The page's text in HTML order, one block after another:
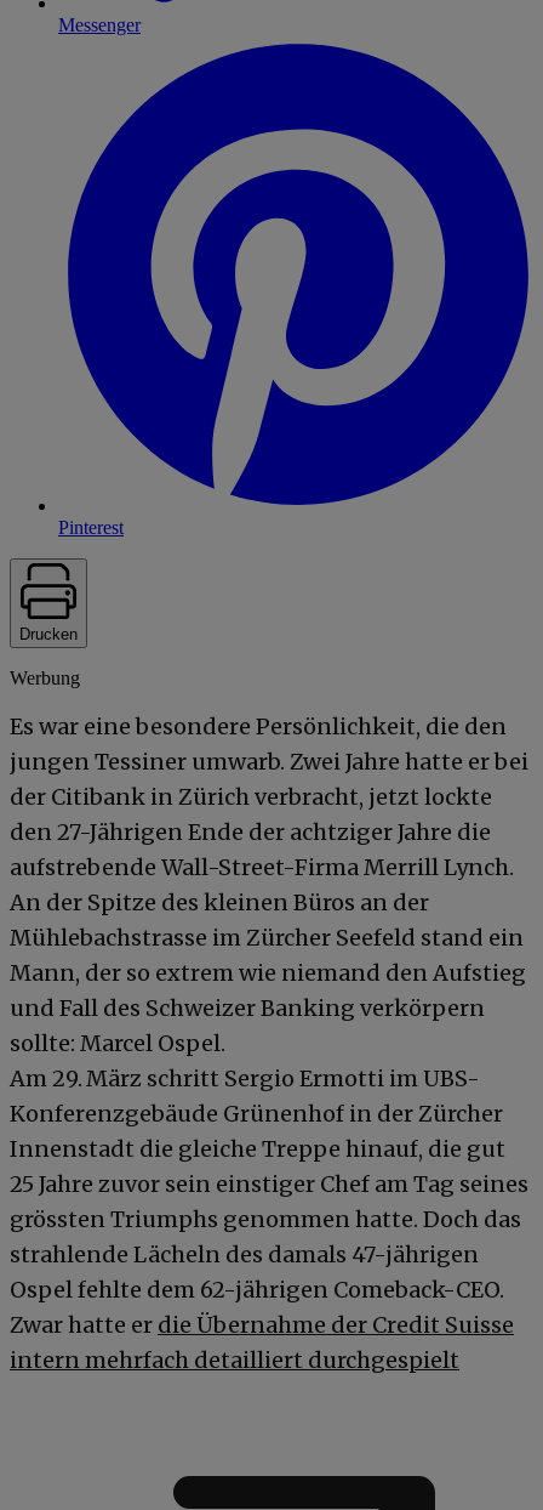
Messenger
Pinterest
Drucken
Werbung
Es war eine besondere Persönlichkeit, die den
jungen Tessiner umwarb. Zwei Jahre hatte er bei
der Citibank in Zürich verbracht, jetzt lockte
den 27-Jährigen Ende der achtziger Jahre die
aufstrebende Wall-Street-Firma Merrill Lynch.
An der Spitze des kleinen Büros an der
Mühlebachstrasse im Zürcher Seefeld stand ein
Mann, der so extrem wie niemand den Aufstieg
und Fall des Schweizer Banking verkörpern
sollte: Marcel Ospel.
Am 29. März schritt Sergio Ermotti im UBS-
Konferenzgebäude Grünenhof in der Zürcher
Innenstadt die gleiche Treppe hinauf, die gut
25 Jahre zuvor sein einstiger Chef am Tag seines
grössten Triumphs genommen hatte. Doch das
strahlende Lächeln des damals 47-jährigen
Ospel fehlte dem 62-jährigen Comeback-CEO.
Zwar hatte er die Übernahme der Credit Suisse
intern mehrfach detailliert durchgespielt